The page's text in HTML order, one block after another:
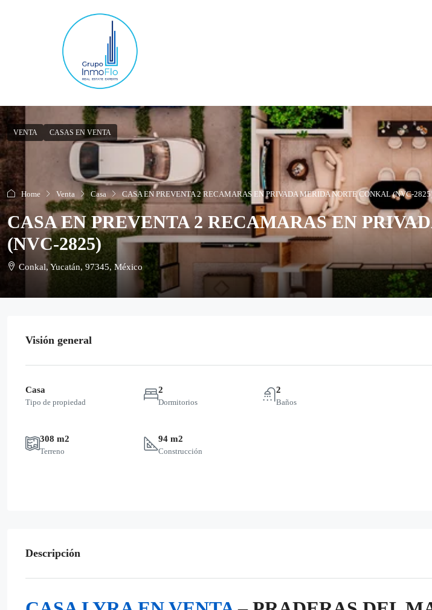
VENTA CASAS EN VENTA
Home Venta Casa CASA EN PREVENTA 2 RECAMARAS EN PRIVADA MERIDA NORTE CONKAL (NVC-
CASA EN PREVENTA 2 RECAMARAS EN
(NVC-2825)
Conkal, Yucatán, 97345, México
Visión general
Casa
Tipo de propiedad
2
Dormitorios
2
Baños
308 m2
Terreno
94 m2
Construcción
Descripción